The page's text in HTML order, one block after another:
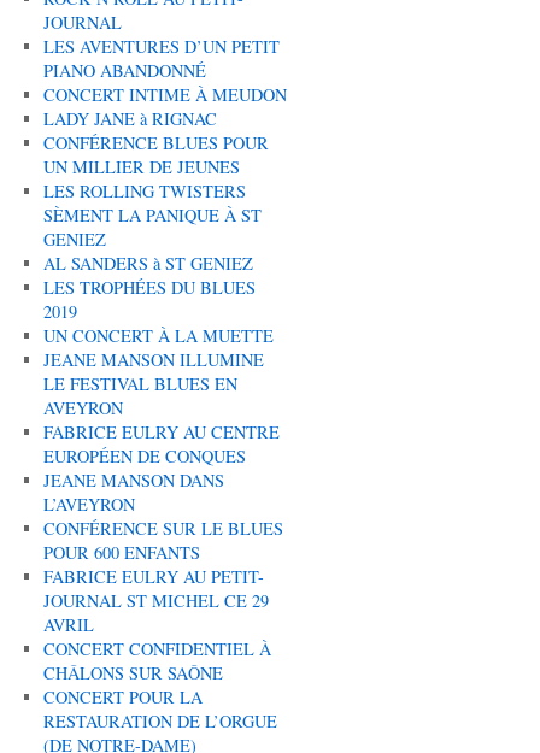
JOURNAL
LES AVENTURES D’UN PETIT
PIANO ABANDONNÉ
CONCERT INTIME À MEUDON
LADY JANE à RIGNAC
CONFÉRENCE BLUES POUR
UN MILLIER DE JEUNES
LES ROLLING TWISTERS
SÈMENT LA PANIQUE À ST
GENIEZ
AL SANDERS à ST GENIEZ
LES TROPHÉES DU BLUES
2019
UN CONCERT À LA MUETTE
JEANE MANSON ILLUMINE
LE FESTIVAL BLUES EN
AVEYRON
FABRICE EULRY AU CENTRE
EUROPÉEN DE CONQUES
JEANE MANSON DANS
L’AVEYRON
CONFÉRENCE SUR LE BLUES
POUR 600 ENFANTS
FABRICE EULRY AU PETIT-
JOURNAL ST MICHEL CE 29
AVRIL
CONCERT CONFIDENTIEL À
CHÂLONS SUR SAÔNE
CONCERT POUR LA
RESTAURATION DE L’ORGUE
(DE NOTRE-DAME)